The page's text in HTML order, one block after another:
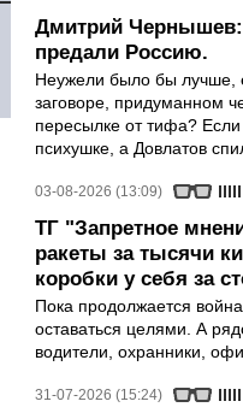
Дмитрий Чернышев:
предали Россию.
Неужели было бы лучше,
заговоре, придуманном
пересылке от тифа?
психушке, а Довлатов
03-08-2026 (13:09)
ТГ "Запретное
ракеты за тысячи
коробки у себя за
Пока продолжается
оставаться целями. А
водители, охранники,
31-07-2026 (15:24)